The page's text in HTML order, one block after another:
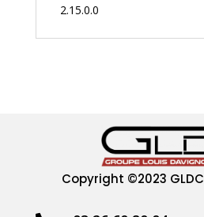
2.15.0.0
Copyright ©2023 GLDC